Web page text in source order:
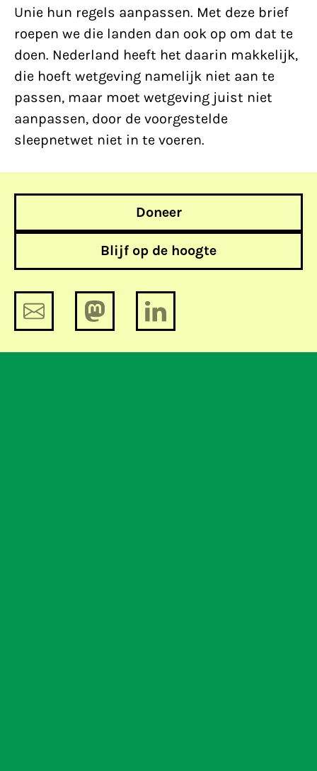
Unie hun regels aanpassen. Met deze brief
roepen we die landen dan ook op om dat te
doen. Nederland heeft het daarin makkelijk,
die hoeft wetgeving namelijk niet aan te
passen, maar moet wetgeving juist niet
aanpassen, door de voorgestelde
sleepnetwet niet in te voeren.
Doneer
Blijf op de hoogte